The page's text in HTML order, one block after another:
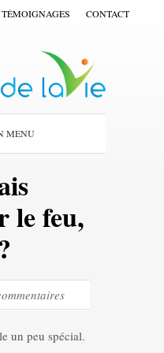
TÉMOIGNAGES CONTACT
MENU
le feu,
un peu spécial.